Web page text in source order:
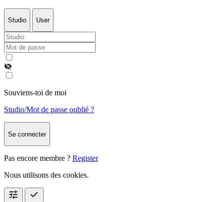
Studio User
visibility_off
Souviens-toi de moi
Studio/Mot de passe oublié ?
Se connecter
Pas encore membre ? Register
Nous utilisons des cookies.
tune check